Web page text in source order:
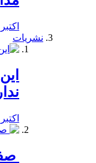
اکتبر 21, 2019
نشریات
اکتبر 22, 2019